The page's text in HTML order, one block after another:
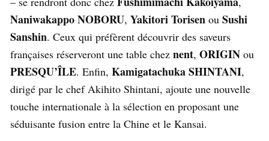
Naniwakappo NOBORU, Yakitori Torisen ou Sushi
Sanshin. Ceux qui préfèrent découvrir des saveurs
françaises réserveront une table chez nent, ORIGIN ou
PRESQU’ÎLE. Enfin, Kamigatachuka SHINTANI,
dirigé par le chef Akihito Shintani, ajoute une nouvelle
touche internationale à la sélection en proposant une
séduisante fusion entre la Chine et le Kansai.